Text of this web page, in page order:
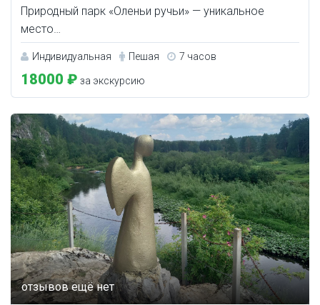
Природный парк «Оленьи ручьи» — уникальное
место…
Индивидуальная Пешая 7 часов
18000 ₽ за экскурсию